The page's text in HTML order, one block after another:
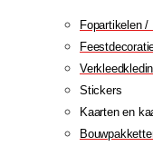
Fopartikelen /
Stickers
Kaarten en